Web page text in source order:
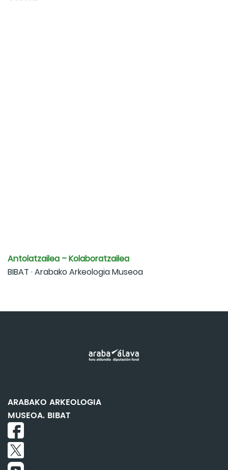
Antolatzailea – Kolaboratzailea
BIBAT · Arabako Arkeologia Museoa
ARABAKO ARKEOLOGIA
MUSEOA. BIBAT